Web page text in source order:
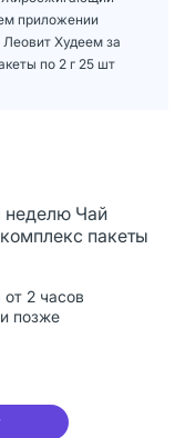
приложении
Худеем за
по 2 г 25 шт
неделю Чай
пакеты
2 часов
позже